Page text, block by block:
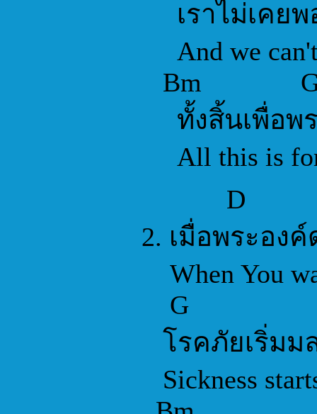
เราไม่เคยพ
And we can't
Bm
ทั้งสิ้นเพื่อพ
All this is for
D
2. เมื่อพระอง
When You
G
โรคภัยเริ่มม
Sickness